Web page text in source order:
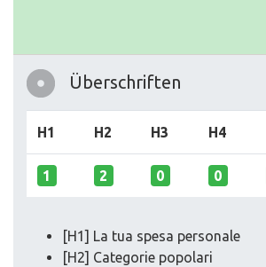
Überschriften
H1 H2 H3 H4
1 2 0 0
[H1] La tua spesa personale
[H2] Categorie popolari